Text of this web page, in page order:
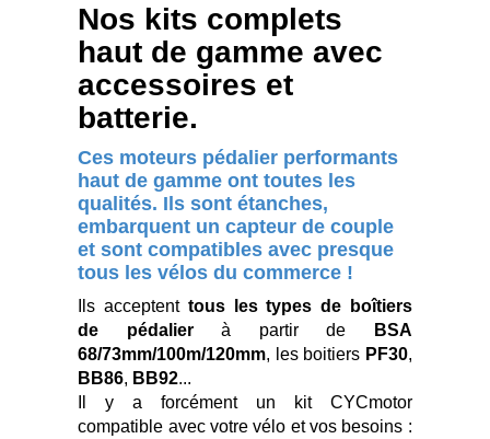
Nos kits complets
haut de gamme avec
accessoires et
batterie.
Ces moteurs pédalier performants
haut de gamme ont toutes les
qualités. Ils sont étanches,
embarquent un capteur de couple
et sont compatibles avec presque
tous les vélos du commerce !
Ils acceptent tous les types de boîtiers
de pédalierà partir de
BSA
68/73mm/100m/120mm, les boitiers PF30,
BB86, BB92...
Il y a forcément un kit CYCmotor
compatible avec votre vélo et vos besoins :